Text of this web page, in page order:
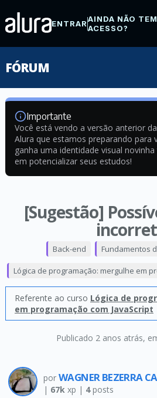
ENTRARAINDA NÃO TEM
ACESSO?
FÓRUM
Importante
Você está vendo a versão anterior
Alura que estamos preparando para
ganha uma identidade visual
em potencializar seus estudos!
[Sugestão]
Publicado 2 anos atrás,
Back-end Fundamentos
Lógica de programação: mergulhe em
Referente ao curso Lógica de
em programação com JavaScript
por WAGNER BEZERRA
| 67kxp | 4posts